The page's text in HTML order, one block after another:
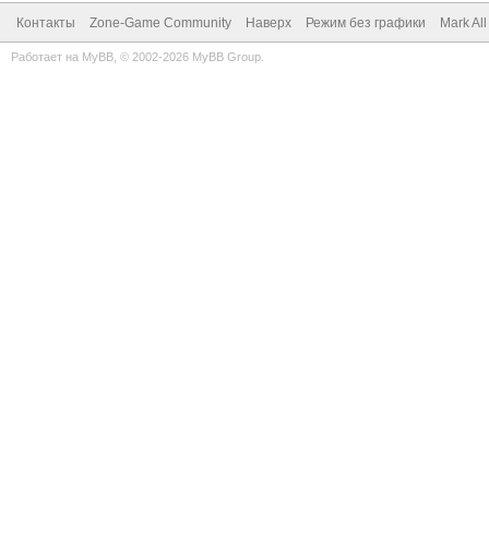
Контакты Zone-Game Community Наверх Режим без графики Mark
Работает на MyBB , © 2002-2026 MyBB Group